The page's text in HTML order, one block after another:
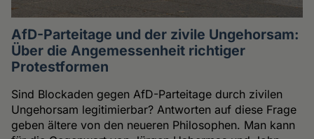
AfD-Parteitage und der zivile Ungehorsam:
Über die Angemessenheit richtiger
Protestformen
Sind Blockaden gegen AfD-Parteitage durch zivilen
Ungehorsam legitimierbar? Antworten auf diese Frage
geben ältere von den neueren Philosophen. Man kann